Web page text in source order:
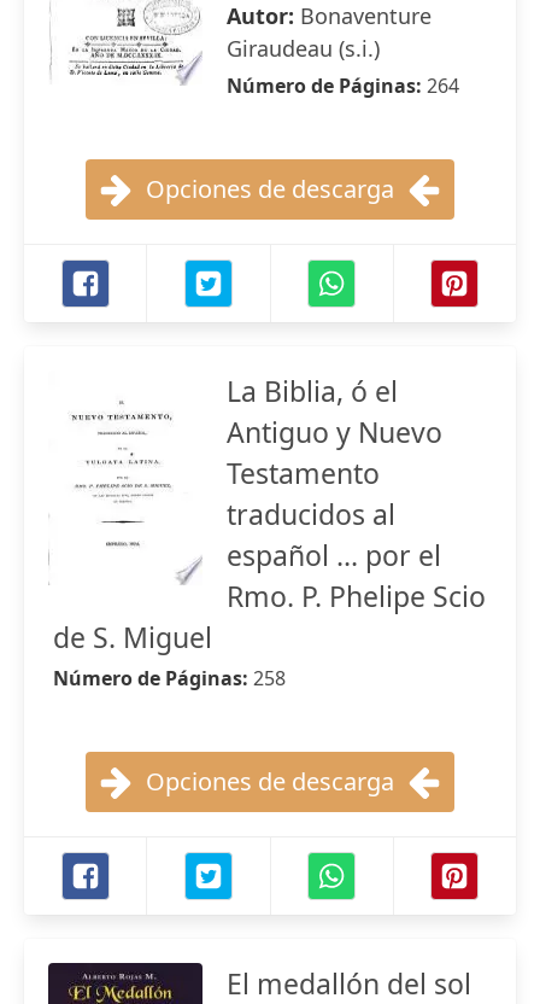
Autor: Bonaventure
Giraudeau (s.i.)
Número de Páginas: 264
Opciones de descarga
La Biblia, ó el
Antiguo y Nuevo
Testamento
traducidos al
español ... por el
Rmo. P. Phelipe Scio
de S. Miguel
Número de Páginas: 258
Opciones de descarga
El medallón del sol